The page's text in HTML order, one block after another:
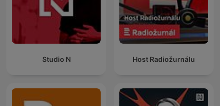
Studio N Host Radiožurnálu